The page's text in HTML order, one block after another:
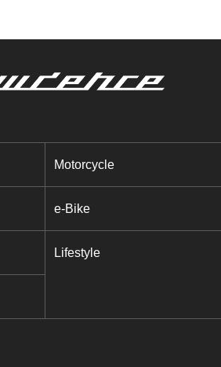
Motorcycle
e-Bike
Lifestyle